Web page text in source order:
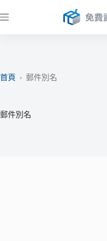
至
首頁
› 郵件別名
郵件別名